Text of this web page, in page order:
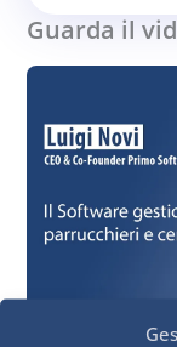
loro
CEO.
Questa
2008, da
come
questa
del 2008,
Guarda il